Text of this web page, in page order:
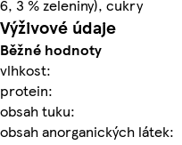
6, 3 % zeleniny), cukry
Výživové údaje
Běžné hodnoty
vlhkost:
protein:
obsah tuku:
obsah anorganických látek: